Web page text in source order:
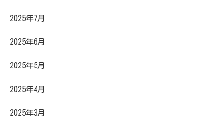
2025年7月
2025年6月
2025年5月
2025年4月
2025年3月